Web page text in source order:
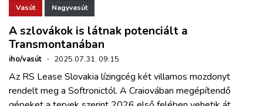
Vasút Nagyvasút
A szlovákok is látnak potenciált a
Transmontanában
iho/vasút · 2025.07.31. 09:15
Az RS Lease Slovakia lízingcég két villamos mozdonyt
rendelt meg a Softronictól. A Craiovában megépítendő